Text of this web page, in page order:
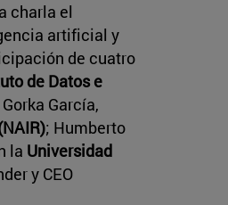
charla el
artificial y
de cuatro
de Datos e
García,
; Humberto
la Universidad
y CEO